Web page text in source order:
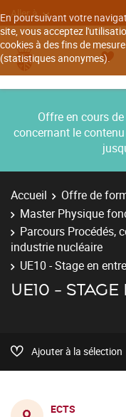
En poursuivant votre
site, vous acceptez
cookies à des fins de
(statistiques anonymes).
Aller à
Offre en cours
concernant le
Accueil Offre de
Master Physique
Parcours Procédés,
industrie nucléaire
UE10 - Stage en
UE10 -
Ajouter à la sélection
ECTS